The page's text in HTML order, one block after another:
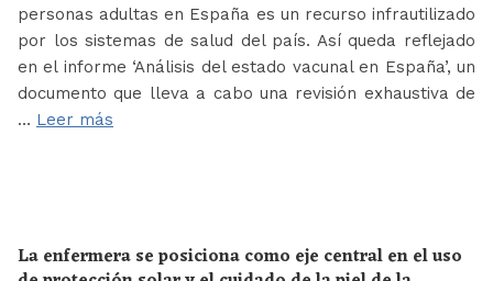
personas adultas en España es un recurso infrautilizado
por los sistemas de salud del país. Así queda reflejado
en el informe ‘Análisis del estado vacunal en España’, un
documento que lleva a cabo una revisión exhaustiva de
… Leer más
La enfermera se posiciona como eje central en el uso